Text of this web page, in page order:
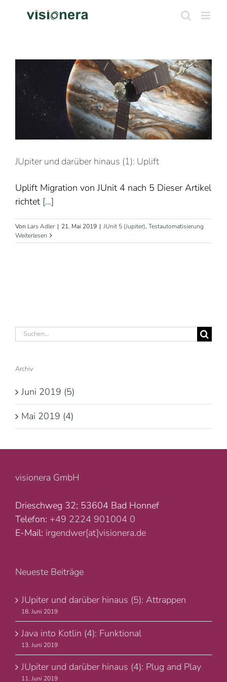
JUpiter und darüber hinaus (1): Uplift
Uplift Migration von JUnit 4 nach 5 Dieser Artikel
richtet [...]
Von Lars Adler | 21. Mai 2019 | JUnit 5 (Jupiter), Testautomatisierung
Weiterlesen
Suche
Archiv
Juni 2019 (5)
Mai 2019 (4)
visionera GmbH
Drieschweg 32; 53604 Bad Honnef
Telefon: +49 2224 901004 0
E-Mail: irgendwer[at]visionera.de
Neueste Beiträge
JUpiter und darüber hinaus (5): Attrappen
18. Juni 2019
Java into Kotlin (4): Funktional
13. Juni 2019
JUpiter und darüber hinaus (4): Plug and Play
11. Juni 2019